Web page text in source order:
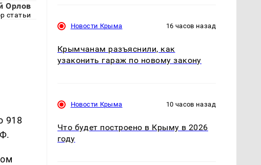
Орлов
статьи
918
Новости Крыма 16 часов назад
Крымчанам разъяснили, как
узаконить гараж по новому закону
Новости Крыма 10 часов назад
Что будет построено в Крыму в 2026
году